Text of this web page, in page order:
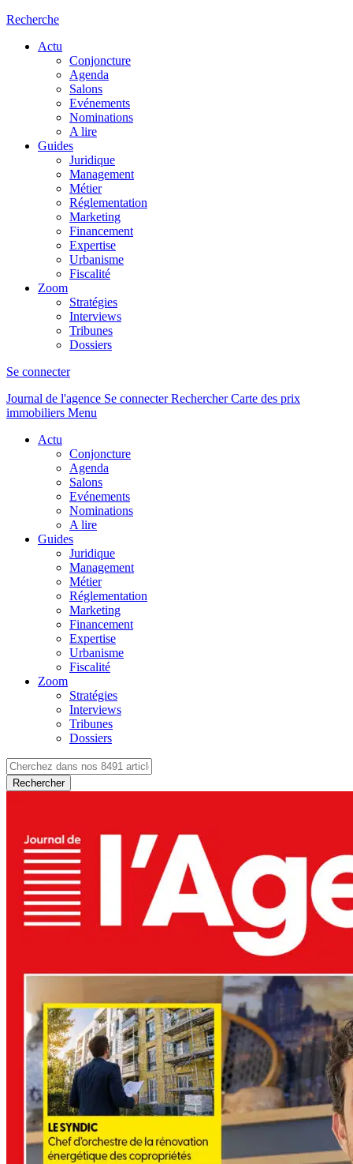
Recherche
Actu
Conjoncture
Agenda
Salons
Evénements
Nominations
A lire
Guides
Juridique
Management
Métier
Réglementation
Marketing
Financement
Expertise
Urbanisme
Fiscalité
Zoom
Stratégies
Interviews
Tribunes
Dossiers
Se connecter
Journal de l'agence Se connecterRechercher Carte des prix
immobiliers Menu
Actu
Conjoncture
Agenda
Salons
Evénements
Nominations
A lire
Guides
Juridique
Management
Métier
Réglementation
Marketing
Financement
Expertise
Urbanisme
Fiscalité
Zoom
Stratégies
Interviews
Tribunes
Dossiers
Rechercher